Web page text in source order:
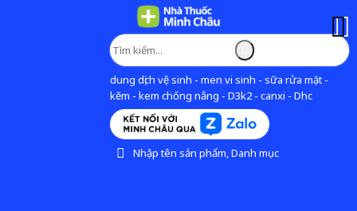
dung dịch vệ sinh - men vi sinh - sữa rửa mặt -
kẽm - kem chống nắng - D3k2 - canxi - Dhc
Nhập tên sản phẩm, Danh mục